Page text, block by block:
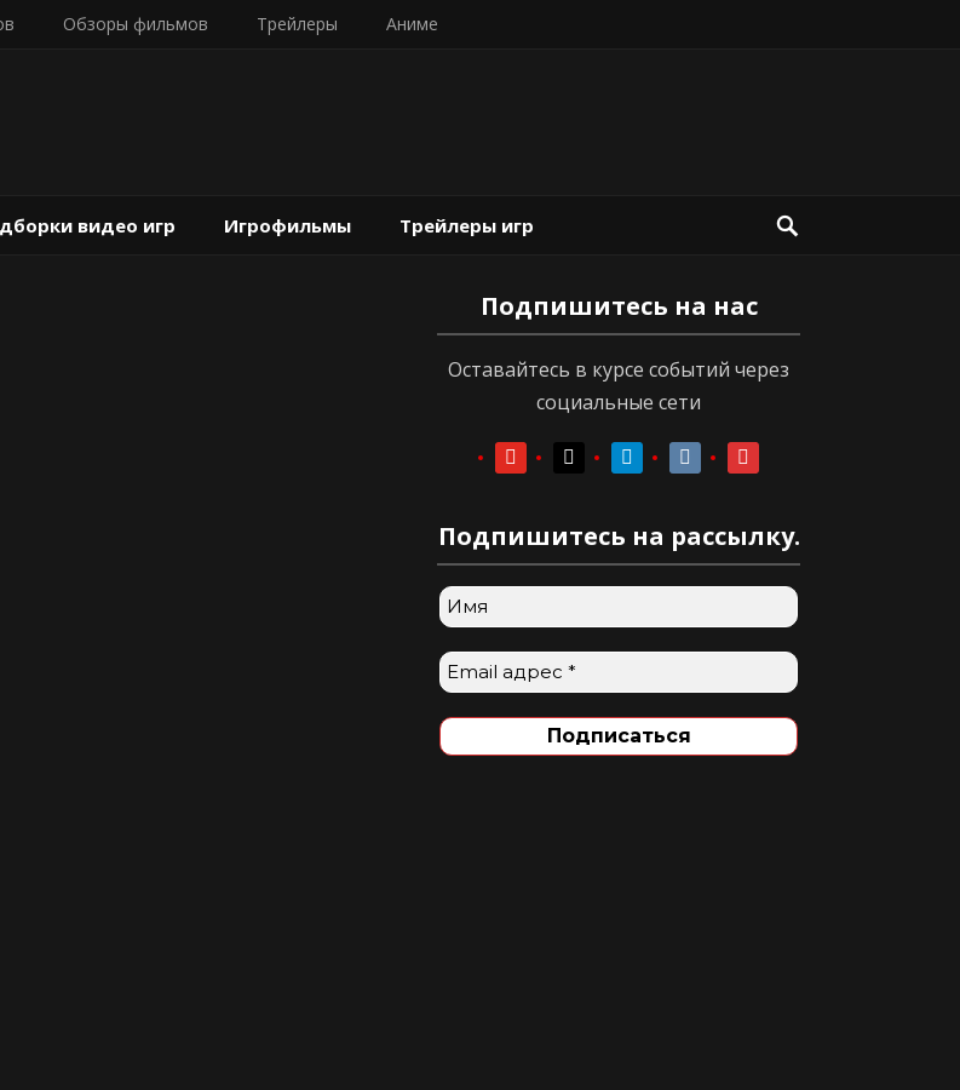
Обзоры фильмов Трейлеры Аниме
видео игр Игрофильмы Трейлеры игр
Подпишитесь на нас
Оставайтесь в курсе событий через
социальные сети
youtubeyoutubetelegramvkontaktevkontakte
Подпишитесь на рассылку.